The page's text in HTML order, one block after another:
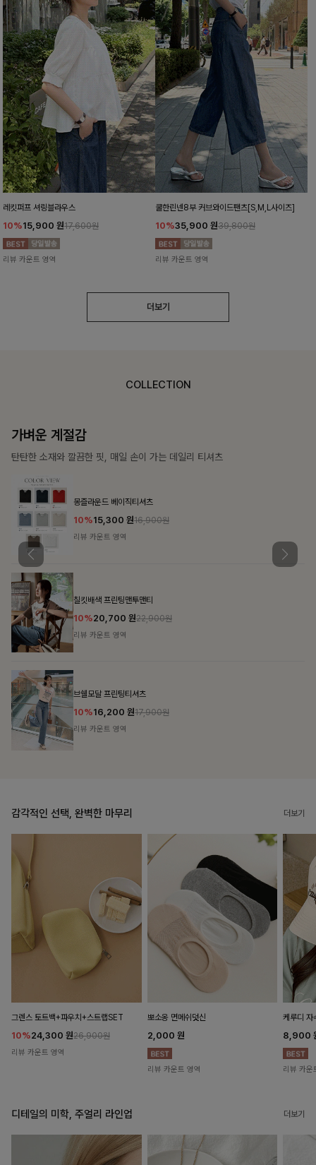
레킷퍼프 셔링블라우스
10%15,900 원17,600원
리뷰 카운트 영역
쿨한린넨8부 커브와이드팬츠[S,M,L사이즈]
10%35,900 원39,800원
리뷰 카운트 영역
더보기
COLLECTION
가장 쉬운 코디
특별한 날부터 일상까지 함께하는 룩
감각적인 선택, 완벽한 마무리 더보기
그렌스 토트백+파우치+스트랩SET
10%24,300 원26,900원
리뷰 카운트 영역
뽀소옹 면메쉬덧신
2,000 원
리뷰 카운트 영역
케루디 자
8,900
리뷰 카운
디테일의 미학, 주얼리 라인업 더보기